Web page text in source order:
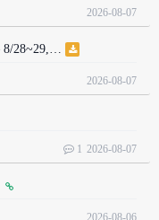
2026-08-07
28~29,…
2026-08-07
1 2026-08-07
2026-08-06